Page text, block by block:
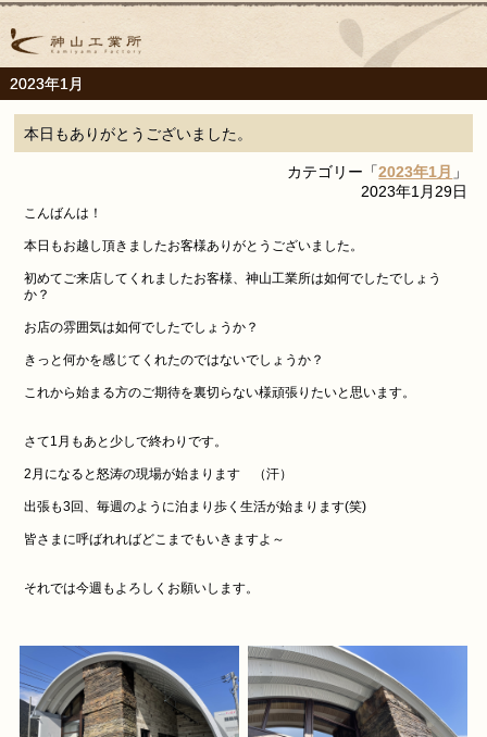
2023年1月
本日もありがとうございました。
カテゴリー「2023年1月 」
2023年1月29日
こんばんは！
本日もお越し頂きましたお客様ありがとうございました。
初めてご来店してくれましたお客様、神山工業所は如何でしたでしょう
か？
お店の雰囲気は如何でしたでしょうか？
きっと何かを感じてくれたのではないでしょうか？
これから始まる方のご期待を裏切らない様頑張りたいと思います。
さて1月もあと少しで終わりです。
2月になると怒涛の現場が始まります （汗）
出張も3回、毎週のように泊まり歩く生活が始まります(笑)
皆さまに呼ばれればどこまでもいきますよ～
それでは今週もよろしくお願いします。